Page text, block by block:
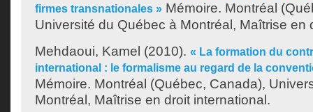
firmes transnationales » Mémoire. Montréal
Université du Québec à Montréal, Maîtrise en
Mehdaoui, Kamel (2010). « La formation du
international : le formalisme au regard de la
Mémoire. Montréal (Québec, Canada),
Montréal, Maîtrise en droit international.